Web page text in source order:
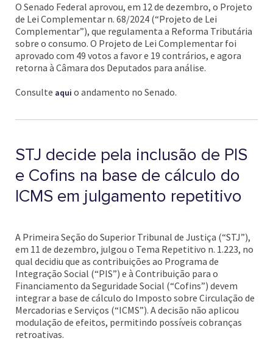
O Senado Federal aprovou, em 12 de dezembro, o Projeto
de Lei Complementar n. 68/2024 (“Projeto de Lei
Complementar”), que regulamenta a Reforma Tributária
sobre o consumo. O Projeto de Lei Complementar foi
aprovado com 49 votos a favor e 19 contrários, e agora
retorna à Câmara dos Deputados para análise.
Consulte aqui o andamento no Senado.
STJ decide pela inclusão de PIS
e Cofins na base de cálculo do
ICMS em julgamento repetitivo
A Primeira Seção do Superior Tribunal de Justiça (“STJ”),
em 11 de dezembro, julgou o Tema Repetitivo n. 1.223, no
qual decidiu que as contribuições ao Programa de
Integração Social (“PIS”) e à Contribuição para o
Financiamento da Seguridade Social (“Cofins”) devem
integrar a base de cálculo do Imposto sobre Circulação de
Mercadorias e Serviços (“ICMS”). A decisão não aplicou
modulação de efeitos, permitindo possíveis cobranças
retroativas.